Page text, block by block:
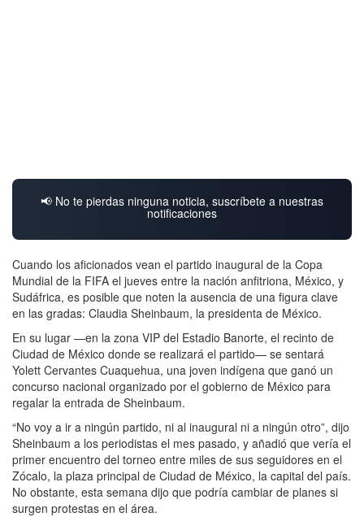
📢 No te pierdas ninguna noticia, suscríbete a nuestras
notificaciones
Cuando los aficionados vean el partido inaugural de la Copa
Mundial de la FIFA el jueves entre la nación anfitriona, México, y
Sudáfrica, es posible que noten la ausencia de una figura clave
en las gradas: Claudia Sheinbaum, la presidenta de México.
En su lugar —en la zona VIP del Estadio Banorte, el recinto de
Ciudad de México donde se realizará el partido— se sentará
Yolett Cervantes Cuaquehua, una joven indígena que ganó un
concurso nacional organizado por el gobierno de México para
regalar la entrada de Sheinbaum.
“No voy a ir a ningún partido, ni al inaugural ni a ningún otro”, dijo
Sheinbaum a los periodistas el mes pasado, y añadió que vería el
primer encuentro del torneo entre miles de sus seguidores en el
Zócalo, la plaza principal de Ciudad de México, la capital del país.
No obstante, esta semana dijo que podría cambiar de planes si
surgen protestas en el área.